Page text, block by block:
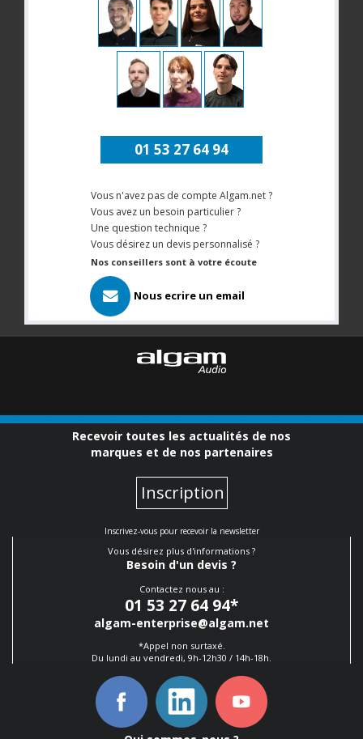
01 53 27 64 94
Vous n'avez pas de compte Algam.net ?
Vous avez un besoin particulier ?
Une question technique ?
Vous désirez un devis personnalisé ?
Nos conseillers sont à votre écoute
Nous ecrire un email
Recevoir toutes les actualités de nos
marques et de nos partenaires
Inscription
Inscrivez-vous pour recevoir la newsletter
Vous désirez plus d'informations ?
Besoin d'un devis ?
Contactez nous au :
01 53 27 64 94*
algam-enterprise@algam.net
*Appel non surtaxé.
Du lundi au vendredi, 9h-12h30 / 14h-18h.